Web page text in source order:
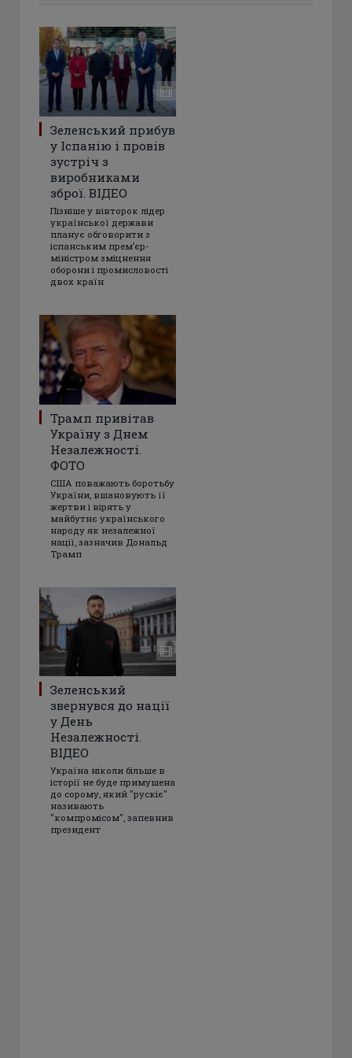
Зеленський прибув
у Іспанію і провів
зустріч з
виробниками
зброї. ВІДЕО
Пізніше у вівторок лідер
української держави
планує обговорити з
іспанським прем’єр-
міністром зміцнення
оборони і промисловості
двох країн
Трамп привітав
Україну з Днем
Незалежності.
ФОТО
США поважають боротьбу
України, вшановують її
жертви і вірять у
майбутнє українського
народу як незалежної
нації, зазначив Дональд
Трамп
Зеленський
звернувся до нації
у День
Незалежності.
ВІДЕО
Україна ніколи більше в
історії не буде примушена
до сорому, який "рускіє"
називають
"компромісом", запевнив
президент